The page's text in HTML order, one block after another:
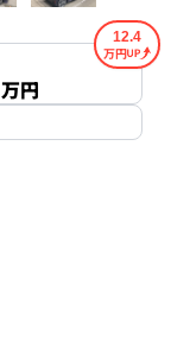
万円
12.4
万円